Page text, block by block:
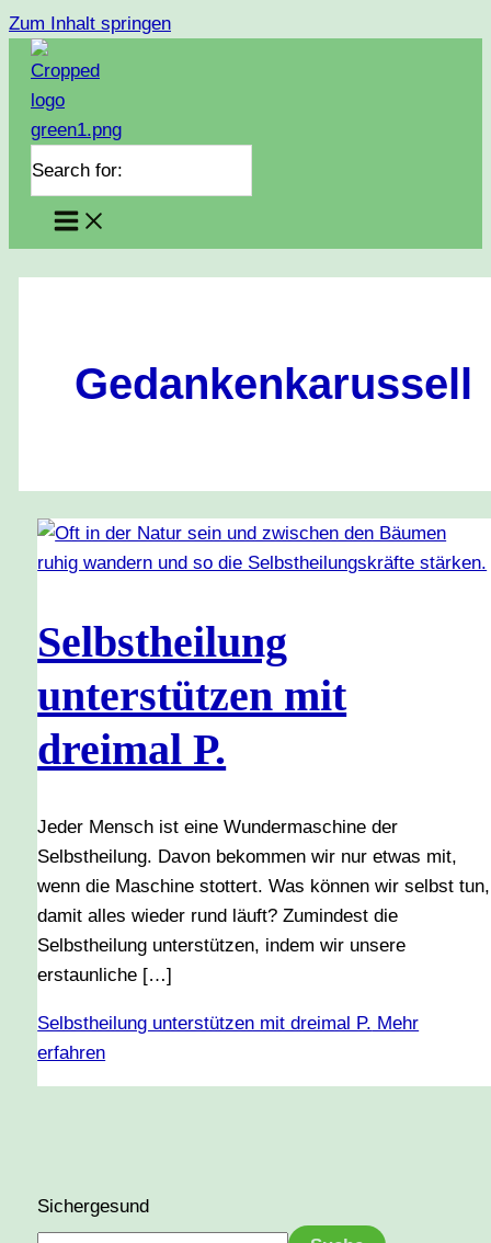
Zum Inhalt springen
Search for:
Gedankenkarussell
Selbstheilung
unterstützen mit
dreimal P.
Jeder Mensch ist eine Wundermaschine der
Selbstheilung. Davon bekommen wir nur etwas mit,
wenn die Maschine stottert. Was können wir selbst tun,
damit alles wieder rund läuft? Zumindest die
Selbstheilung unterstützen, indem wir unsere
erstaunliche […]
Selbstheilung unterstützen mit dreimal P. Mehr
erfahren
Sichergesund